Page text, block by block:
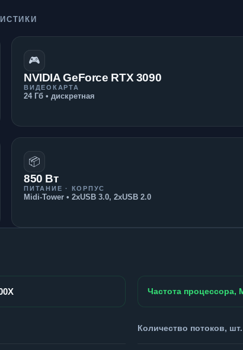
🎮
NVIDIA GeForce RTX 3090
ВИДЕОКАРТА
24 Гб • дискретная
📦
850 Вт
ПИТАНИЕ · КОРПУС
Midi-Tower • 2xUSB 3.0, 2xUSB 2.0
Частота процессора,
Количество потоков, шт.